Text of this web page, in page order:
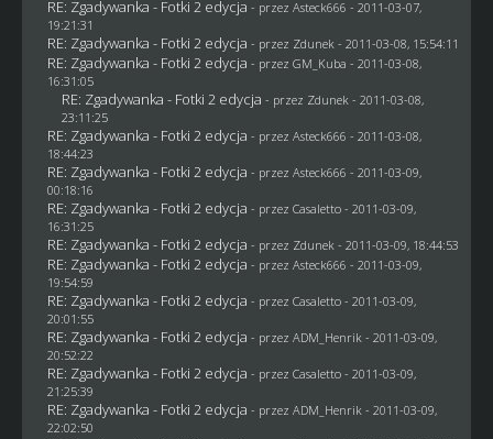
RE: Zgadywanka - Fotki 2 edycja - przez Asteck666 - 2011-03-07,
19:21:31
RE: Zgadywanka - Fotki 2 edycja - przez Zdunek - 2011-03-08, 15:54:11
RE: Zgadywanka - Fotki 2 edycja - przez GM_Kuba - 2011-03-08,
16:31:05
RE: Zgadywanka - Fotki 2 edycja - przez Zdunek - 2011-03-08,
23:11:25
RE: Zgadywanka - Fotki 2 edycja - przez Asteck666 - 2011-03-08,
18:44:23
RE: Zgadywanka - Fotki 2 edycja - przez Asteck666 - 2011-03-09,
00:18:16
RE: Zgadywanka - Fotki 2 edycja - przez Casaletto- 2011-03-09,
16:31:25
RE: Zgadywanka - Fotki 2 edycja - przez Zdunek - 2011-03-09, 18:44:53
RE: Zgadywanka - Fotki 2 edycja - przez Asteck666 - 2011-03-09,
19:54:59
RE: Zgadywanka - Fotki 2 edycja - przez Casaletto- 2011-03-09,
20:01:55
RE: Zgadywanka - Fotki 2 edycja - przez ADM_Henrik - 2011-03-09,
20:52:22
RE: Zgadywanka - Fotki 2 edycja - przez Casaletto- 2011-03-09,
21:25:39
RE: Zgadywanka - Fotki 2 edycja - przez ADM_Henrik - 2011-03-09,
22:02:50